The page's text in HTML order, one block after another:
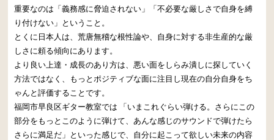
重要なのは「義務感に脅迫されない」「不必要な厳しさで自身を縛
り付けない」ということ。
とくに日本人は、荒唐無稽な根性論や、自身に対する非生産的な厳
しさに頼る傾向にあります。
より良い上達・成長のあり方は、悪い面をしらみ潰しに探していく
方法ではなく、もっとポジティブな面に注目し現在の自分自身をち
ゃんと評価することです。
福岡市早良区ギター教室では 「いまこれぐらい弾ける。さらにこの
部分をもっとこのように弾けて、あんな感じのサウンドで弾けたら
さらに満足だ」といった感じで、自分に起こって欲しい未来の内容